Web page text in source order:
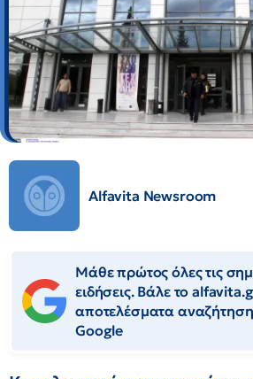
Alfavita Newsroom
Μάθε πρώτος όλες τις
ειδήσεις. Βάλε το
αποτελέσματα
Google